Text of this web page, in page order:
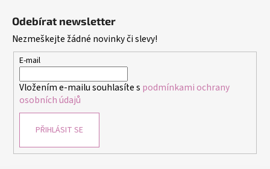
Odebírat newsletter
Nezmeškejte žádné novinky či slevy!
E-mail
Vložením e-mailu souhlasíte s podmínkami ochrany
osobních údajů
PŘIHLÁSIT SE